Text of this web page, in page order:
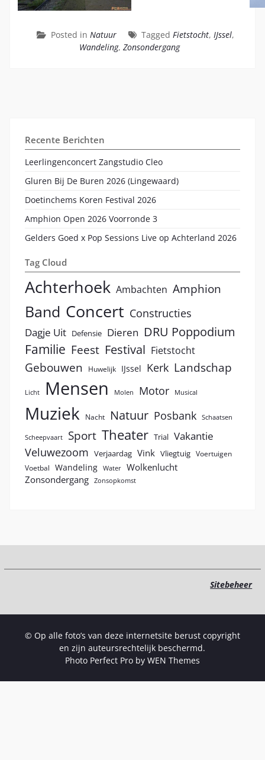
Posted in Natuur Tagged Fietstocht, IJssel,
Wandeling, Zonsondergang
Recente Berichten
Leerlingenconcert Zangstudio Cleo
Gluren Bij De Buren 2026 (Lingewaard)
Doetinchems Koren Festival 2026
Amphion Open 2026 Voorronde 3
Gelders Goed x Pop Sessions Live op Achterland 2026
Tag Cloud
Achterhoek Ambachten Amphion
Band Concert Constructies
Dagje Uit Defensie Dieren DRU Poppodium
Familie Feest Festival Fietstocht
Gebouwen Huwelijk IJssel Kerk Landschap
Licht Mensen Molen Motor Musical
Muziek Nacht Natuur Posbank Schaatsen
Scheepvaart Sport Theater Trial Vakantie
Veluwezoom Verjaardag Vink Vliegtuig Voertuigen
Voetbal
Wandeling Water
Wolkenlucht
Zonsondergang
Zonsopkomst
Sitebeheer
© Op alle foto’s van deze internetsite berust copyright
en zijn auteursrechtelijk beschermd.
Photo Perfect Pro by WEN Themes